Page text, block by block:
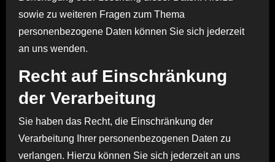
sowie zu weiteren Fragen zum Thema
personenbezogene Daten können Sie sich jederzeit
an uns wenden.
Recht auf Einschränkung
der Verarbeitung
Sie haben das Recht, die Einschränkung der
Verarbeitung Ihrer personenbezogenen Daten zu
verlangen. Hierzu können Sie sich jederzeit an uns